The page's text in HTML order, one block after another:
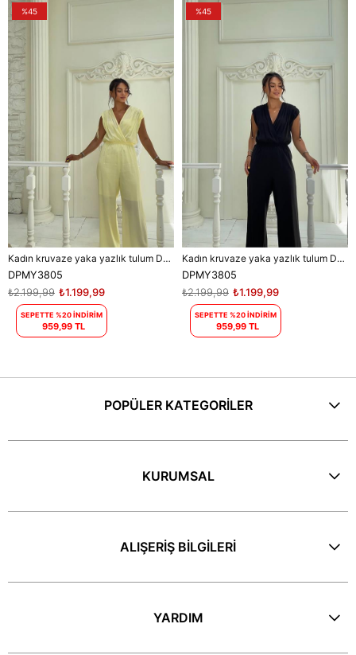
Kadın kruvaze yaka yazlık tulum DPMY3805
DPMY3805
₺1.199,99
₺2.199,99
SEPETTE %20 İNDİRİM
959,99 TL
%45
Kadın kruvaze yaka yazlık tulum DPMY3805
DPMY3805
₺1.199,99
₺2.199,99
SEPETTE %20 İNDİRİM
959,99 TL
%45
POPÜLER KATEGORİLER
KURUMSAL
ALIŞERİŞ BİLGİLERİ
YARDIM